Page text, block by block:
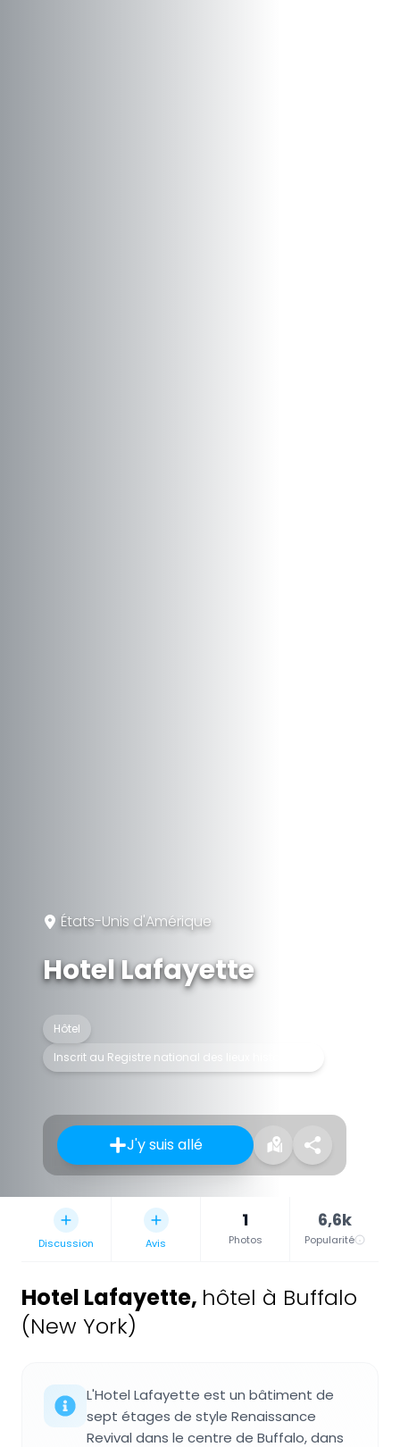
États-Unis d'Amérique
Hotel Lafayette
Hôtel
Inscrit au Registre national des lieux historiques
J'y suis allé
Discussion Avis
1
Photos
6,6k
Popularité
Hotel Lafayette, hôtel à Buffalo
(New York)
L'Hotel Lafayette est un bâtiment de
sept étages de style Renaissance
Revival dans le centre de Buffalo, dans